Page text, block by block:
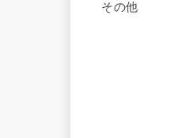
その他